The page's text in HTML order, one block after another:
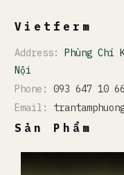
Vietferm
Address: Phùng Chí
Nội
Phone: 093 647 10 66
Email:
Sản Phẩm